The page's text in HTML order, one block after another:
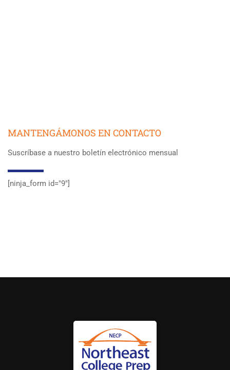
MANTENGÁMONOS EN CONTACTO
Suscríbase a nuestro boletín electrónico mensual
[ninja_form id="9″]